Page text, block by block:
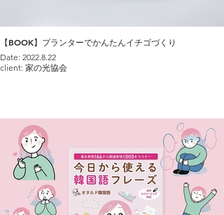
【BOOK】プランターでかんたんイチゴづくり
Date: 2022.8.22
client: 家の光協会